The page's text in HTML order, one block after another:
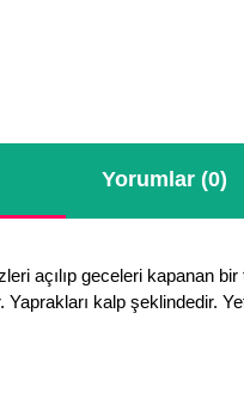
Yorumlar (0)
açılıp geceleri kapanan
kalp şeklindedir.